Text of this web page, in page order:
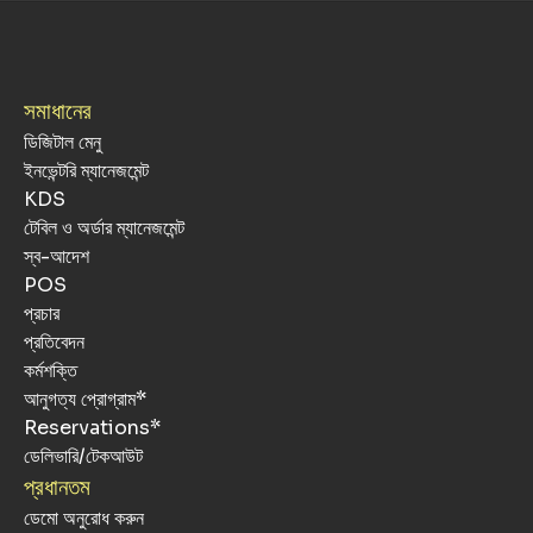
সমাধানের
ডিজিটাল মেনু
ইনভেন্টরি ম্যানেজমেন্ট
KDS
টেবিল ও অর্ডার ম্যানেজমেন্ট
স্ব-আদেশ
POS
প্রচার
প্রতিবেদন
কর্মশক্তি
আনুগত্য প্রোগ্রাম*
Reservations*
ডেলিভারি/টেকআউট
প্রধানতম
ডেমো অনুরোধ করুন